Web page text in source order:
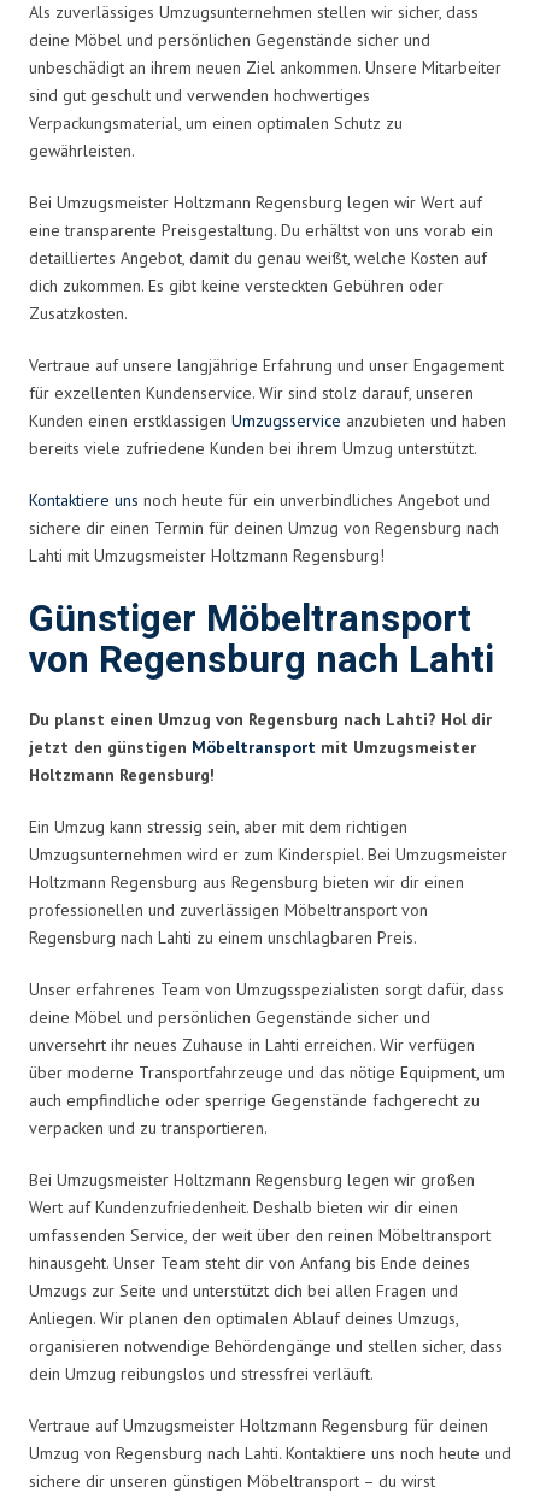
Als zuverlässiges Umzugsunternehmen stellen wir sicher, dass
deine Möbel und persönlichen Gegenstände sicher und
unbeschädigt an ihrem neuen Ziel ankommen. Unsere Mitarbeiter
sind gut geschult und verwenden hochwertiges
Verpackungsmaterial, um einen optimalen Schutz zu
gewährleisten.
Bei Umzugsmeister Holtzmann Regensburg legen wir Wert auf
eine transparente Preisgestaltung. Du erhältst von uns vorab ein
detailliertes Angebot, damit du genau weißt, welche Kosten auf
dich zukommen. Es gibt keine versteckten Gebühren oder
Zusatzkosten.
Vertraue auf unsere langjährige Erfahrung und unser Engagement
für exzellenten Kundenservice. Wir sind stolz darauf, unseren
Kunden einen erstklassigen Umzugsservice anzubieten und haben
bereits viele zufriedene Kunden bei ihrem Umzug unterstützt.
Kontaktiere uns noch heute für ein unverbindliches Angebot und
sichere dir einen Termin für deinen Umzug von Regensburg nach
Lahti mit Umzugsmeister Holtzmann Regensburg!
Günstiger Möbeltransport
von Regensburg nach Lahti
Du planst einen Umzug von Regensburg nach Lahti? Hol dir
jetzt den günstigen Möbeltransport mit Umzugsmeister
Holtzmann Regensburg!
Ein Umzug kann stressig sein, aber mit dem richtigen
Umzugsunternehmen wird er zum Kinderspiel. Bei Umzugsmeister
Holtzmann Regensburg aus Regensburg bieten wir dir einen
professionellen und zuverlässigen Möbeltransport von
Regensburg nach Lahti zu einem unschlagbaren Preis.
Unser erfahrenes Team von Umzugsspezialisten sorgt dafür, dass
deine Möbel und persönlichen Gegenstände sicher und
unversehrt ihr neues Zuhause in Lahti erreichen. Wir verfügen
über moderne Transportfahrzeuge und das nötige Equipment, um
auch empfindliche oder sperrige Gegenstände fachgerecht zu
verpacken und zu transportieren.
Bei Umzugsmeister Holtzmann Regensburg legen wir großen
Wert auf Kundenzufriedenheit. Deshalb bieten wir dir einen
umfassenden Service, der weit über den reinen Möbeltransport
hinausgeht. Unser Team steht dir von Anfang bis Ende deines
Umzugs zur Seite und unterstützt dich bei allen Fragen und
Anliegen. Wir planen den optimalen Ablauf deines Umzugs,
organisieren notwendige Behördengänge und stellen sicher, dass
dein Umzug reibungslos und stressfrei verläuft.
Vertraue auf Umzugsmeister Holtzmann Regensburg für deinen
Umzug von Regensburg nach Lahti. Kontaktiere uns noch heute und
sichere dir unseren günstigen Möbeltransport – du wirst